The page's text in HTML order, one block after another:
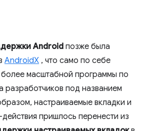
Android позже была
AndroidX , что само по себе
более масштабной программы по
разработчиков под названием
настраиваемые вкладки и
пришлось перенести из